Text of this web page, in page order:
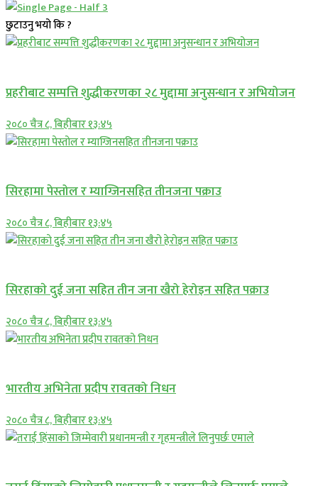
छुटाउनु भयो कि ?
प्रहरीबाट सम्पत्ति शुद्धीकरणका २८ मुद्दामा अनुसन्धान र अभियोजन
२०८० चैत्र ८, बिहीबार १३:४५
सिरहामा पेस्तोल र म्याग्जिनसहित तीनजना पक्राउ
२०८० चैत्र ८, बिहीबार १३:४५
सिरहाकाे दुई जना सहित तीन जना खैरो हेरोइन सहित पक्राउ
२०८० चैत्र ८, बिहीबार १३:४५
भारतीय अभिनेता प्रदीप रावतको निधन
२०८० चैत्र ८, बिहीबार १३:४५